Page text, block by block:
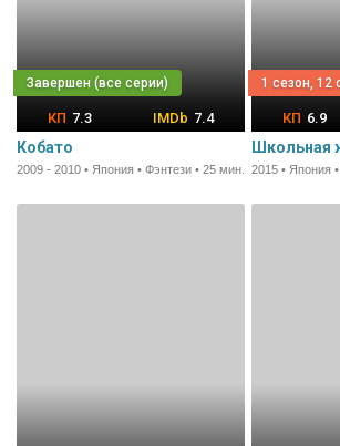
7.3 7.4
Кобато
2009 - 2010 • Япония • Фэнтези • 25 мин.
1 сезон, 12
6.9
Школьная
2015 • Япония